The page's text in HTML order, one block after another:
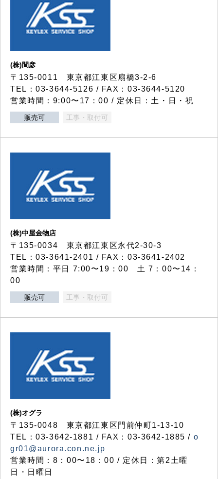
(株)間彦
〒135-0011 東京都江東区扇橋3-2-6
TEL：03-3644-5126 / FAX：03-3644-5120
営業時間：9:00〜17：00 / 定休日：土・日・祝
販売可 工事・取付可
(株)中屋金物店
〒135-0034 東京都江東区永代2-30-3
TEL：03-3641-2401 / FAX：03-3641-2402
営業時間：平日 7:00〜19：00 土 7：00〜14：
00
販売可 工事・取付可
(株)オグラ
〒135-0048 東京都江東区門前仲町1-13-10
TEL：03-3642-1881 / FAX：03-3642-1885 / o
gr01@aurora.con.ne.jp
営業時間：8：00〜18：00 / 定休日：第2土曜
日・日曜日